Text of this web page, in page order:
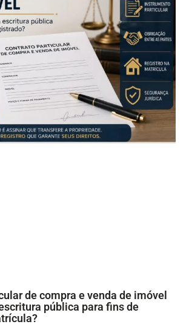
de compra e venda de imóvel
pública para fins de